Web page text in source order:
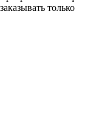
только